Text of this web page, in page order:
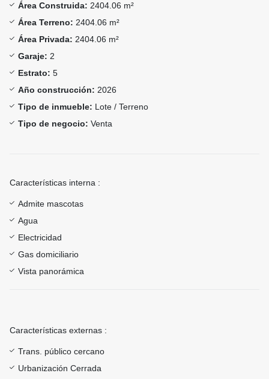
Área Construida: 2404.06 m²
Área Terreno: 2404.06 m²
Área Privada: 2404.06 m²
Garaje: 2
Estrato: 5
Año construcción: 2026
Tipo de inmueble: Lote / Terreno
Tipo de negocio: Venta
Características interna :
Admite mascotas
Agua
Electricidad
Gas domiciliario
Vista panorámica
Características externas :
Trans. público cercano
Urbanización Cerrada